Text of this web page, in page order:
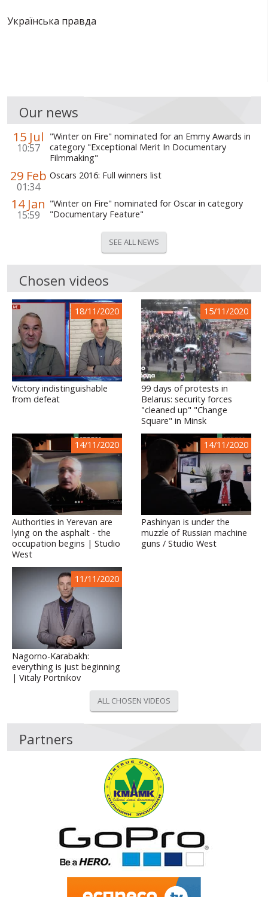
Українська правда
Our news
15 Jul
10:57
"Winter on Fire" nominated for an Emmy Awards in
category "Exceptional Merit In Documentary
Filmmaking"
29 Feb
01:34
Oscars 2016: Full winners list
14 Jan
15:59
"Winter on Fire" nominated for Oscar in category
"Documentary Feature"
SEE ALL NEWS
Chosen videos
18/11/2020
Victory indistinguishable
from defeat
15/11/2020
99 days of protests in
Belarus: security forces
"cleaned up" "Change
Square" in Minsk
14/11/2020
Authorities in Yerevan are
lying on the asphalt - the
occupation begins | Studio
West
14/11/2020
Pashinyan is under the
muzzle of Russian machine
guns / Studio West
11/11/2020
Nagorno-Karabakh:
everything is just beginning
| Vitaly Portnikov
ALL CHOSEN VIDEOS
Partners